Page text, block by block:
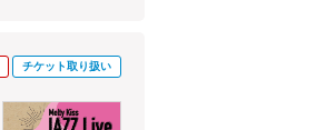
チケット取り扱い